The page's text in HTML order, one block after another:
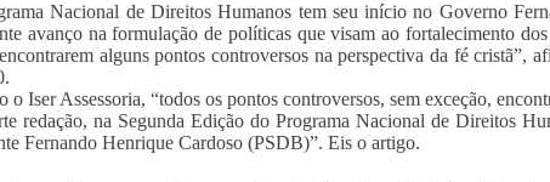
Nacional de Direitos Humanos tem seu início no Governo
avanço na formulação de políticas que visam ao fortalecimento
alguns pontos controversos na perspectiva da fé cristã”,
o Iser Assessoria, “todos os pontos controversos, sem exceção,
redação, na Segunda Edição do Programa Nacional de Direitos
Fernando Henrique Cardoso (PSDB)”. Eis o artigo.